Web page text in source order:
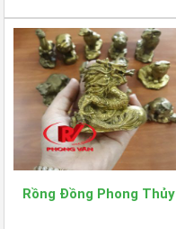
Rồng Đồng Phong Thủy